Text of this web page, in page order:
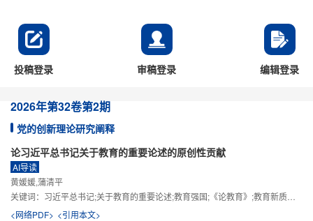
投稿登录 审稿登录 编辑登录
2026年第32卷第2期
党的创新理论研究阐释
论习近平总书记关于教育的重要论述的原创性贡献
AI导读
黄媛媛,蒲清平
关键词： 习近平总书记;关于教育的重要论述;教育强国;《论教育》;教育新质生产力;教育人工智能
<网络PDF> <引用本文>